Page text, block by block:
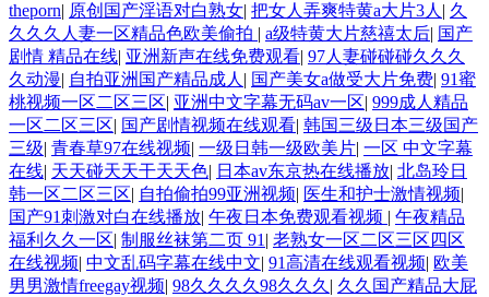
theporn| 原创国产淫语对白熟女| 把女人弄爽特黄a大片3人 | 久
久久久人妻一区精品色欧美偷拍 | a级特黄大片慈禧太后| 国产
剧情 精品在线| 亚洲新声在线免费观看| 97人妻碰碰碰久久久
久动漫| 自拍亚洲国产精品成人 | 国产美女a做受大片免费| 91蜜
桃视频一区二区三区| 亚洲中文字幕无码av一区| 999成人精品
一区二区三区| 国产剧情视频在线观看| 韩国三级日本三级国产
三级| 青春草97在线视频| 一级日韩一级欧美片| 一区 中文字幕
在线| 天天碰天天干天天色| 日本av东京热在线播放| 北岛玲日
韩一区二区三区| 自拍偷拍99亚洲视频| 医生和护士激情视频|
国产91刺激对白在线播放| 午夜日本免费观看视频 | 午夜精品
福利久久一区| 制服丝袜第二页 91 | 老熟女一区二区三区四区
在线视频| 中文乱码字幕在线中文| 91高清在线观看视频| 欧美
男男激情freegay视频| 98久久久久98久久久 | 久久国产精品大屁